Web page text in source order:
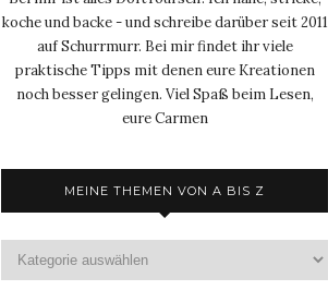
koche und backe - und schreibe darüber seit 2011
auf Schurrmurr. Bei mir findet ihr viele
praktische Tipps mit denen eure Kreationen
noch besser gelingen. Viel Spaß beim Lesen,
eure Carmen
MEINE THEMEN VON A BIS Z
Themen